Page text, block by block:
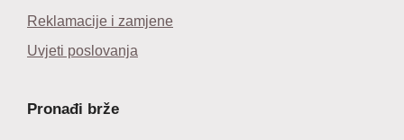
Reklamacije i zamjene
Uvjeti poslovanja
Pronađi brže